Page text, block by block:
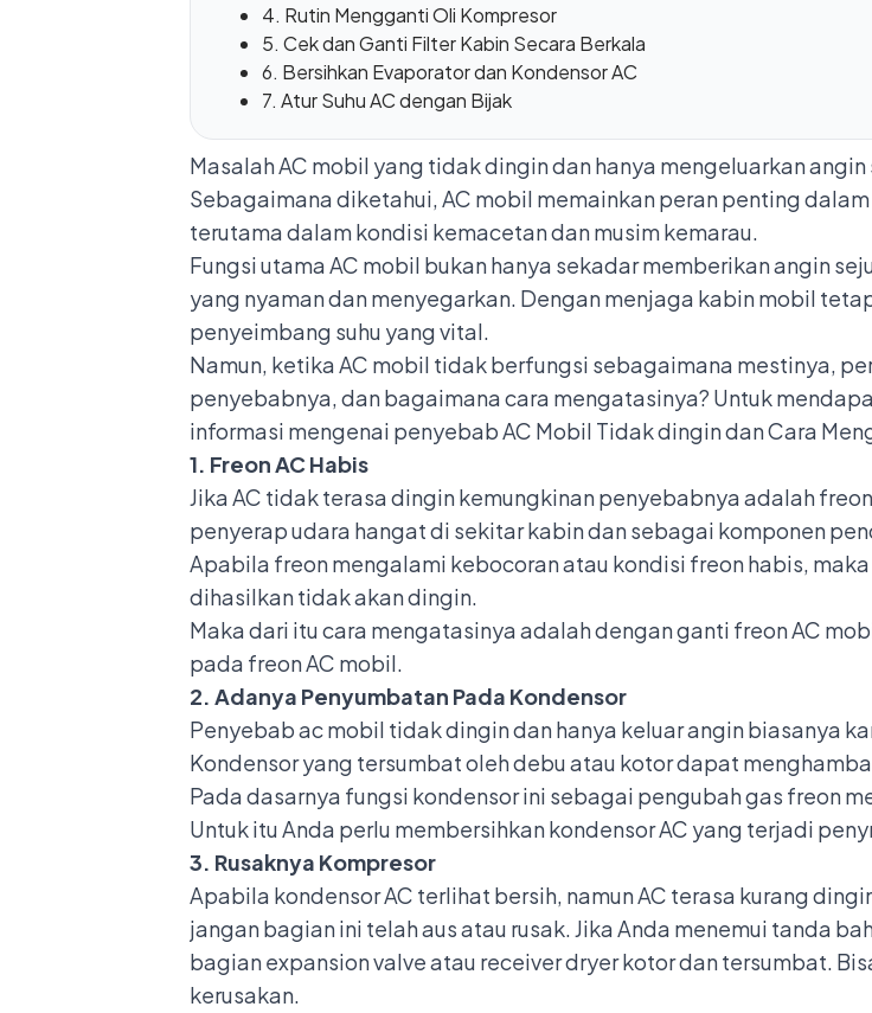
4. Rutin Mengganti Oli Kompresor
5. Cek dan Ganti Filter Kabin Secara Berkala
6. Bersihkan Evaporator dan Kondensor AC
7. Atur Suhu AC dengan Bijak
Masalah AC mobil yang tidak dingin dan hanya mengeluarkan
Sebagaimana diketahui, AC mobil memainkan peran penting
terutama dalam kondisi kemacetan dan musim kemarau.
Fungsi utama AC mobil bukan hanya sekadar memberikan angin
yang nyaman dan menyegarkan. Dengan menjaga kabin mobil
penyeimbang suhu yang vital.
Namun, ketika AC mobil tidak berfungsi sebagaimana mestinya,
penyebabnya, dan bagaimana cara mengatasinya? Untuk
informasi mengenai penyebab AC Mobil Tidak dingin dan Cara
1. Freon AC Habis
Jika AC tidak terasa dingin kemungkinan penyebabnya adalah
penyerap udara hangat di sekitar kabin dan sebagai komponen
Apabila freon mengalami kebocoran atau kondisi freon habis,
dihasilkan tidak akan dingin.
Maka dari itu cara mengatasinya adalah denganganti freon AC
pada freon AC mobil.
2. Adanya Penyumbatan Pada Kondensor
Penyebab ac mobil tidak dingin dan hanya keluar angin biasanya
Kondensor yang tersumbat oleh debu atau kotor dapat
Pada dasarnya fungsi kondensorini sebagai pengubah gas freon
Untuk itu Anda perlu membersihkan kondensor AC yang terjadi
3. Rusaknya Kompresor
Apabila kondensor AC terlihat bersih, namun AC terasa kurang
jangan bagian ini telah aus atau rusak. Jika Anda menemui tanda
bagian expansion valve atau receiver dryer kotor dan tersumbat.
kerusakan.